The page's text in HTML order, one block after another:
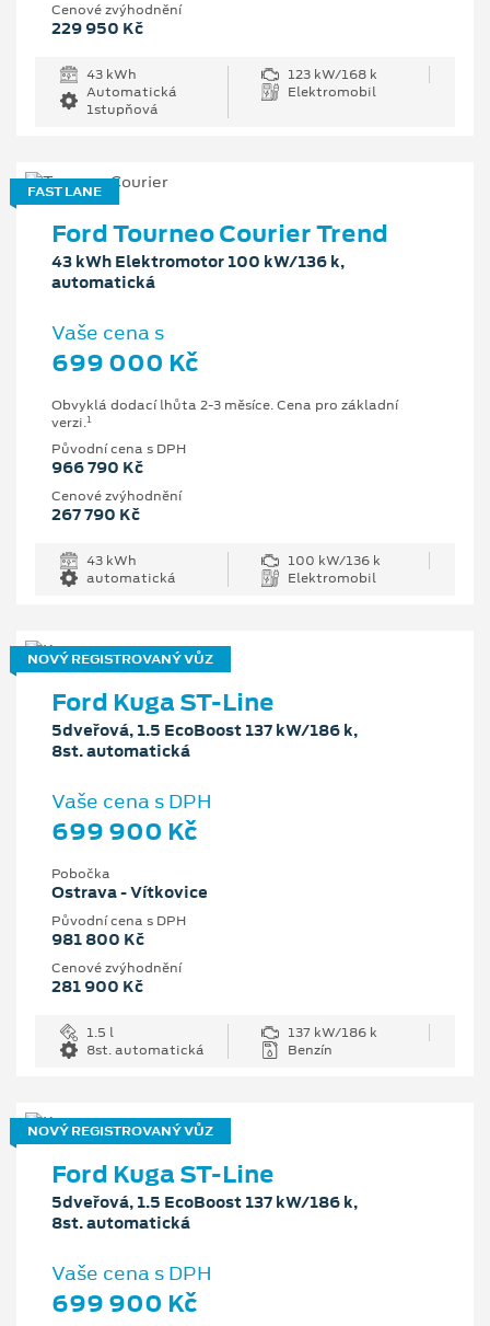
Cenové zvýhodnění
229 950 Kč
43 kWh
123 kW/168 k
Automatická
1stupňová
Elektromobil
FAST LANE
Ford Tourneo Courier Trend
43 kWh Elektromotor 100 kW/136 k,
automatická
Vaše cena s
699 000 Kč
Obvyklá dodací lhůta 2-3 měsíce. Cena pro základní
verzi.1
Původní cena s DPH
966 790 Kč
Cenové zvýhodnění
267 790 Kč
43 kWh
100 kW/136 k
automatická
Elektromobil
NOVÝ REGISTROVANÝ VŮZ
Ford Kuga ST-Line
5dveřová, 1.5 EcoBoost 137 kW/186 k,
8st. automatická
Vaše cena s DPH
699 900 Kč
Pobočka
Ostrava - Vítkovice
Původní cena s DPH
981 800 Kč
Cenové zvýhodnění
281 900 Kč
1.5 l
137 kW/186 k
8st. automatická
Benzín
NOVÝ REGISTROVANÝ VŮZ
Ford Kuga ST-Line
5dveřová, 1.5 EcoBoost 137 kW/186 k,
8st. automatická
Vaše cena s DPH
699 900 Kč